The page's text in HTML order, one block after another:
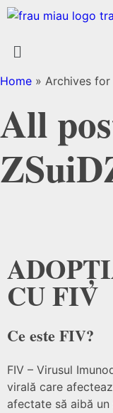
Home » Archives for
All
CU FIV
Ce este FIV?
FIV – Virusul
virală care
afectate să aibă